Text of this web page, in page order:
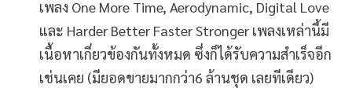
เพลง One More Time, Aerodynamic, Digital Love
และ Harder Better Faster Stronger เพลงเหล่านี้มี
เนื้อหาเกี่ยวข้องกันทั้งหมด ซึ่งก็ได้รับความสำเร็จอีก
เช่นเคย (มียอดขายมากกว่า6 ล้านชุด เลยทีเดียว)